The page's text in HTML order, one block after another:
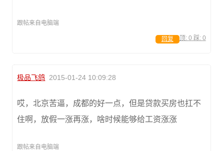
跟帖来自电脑端
顶: 0 踩: 0
回复
极品飞鸽 2015-01-24 10:09:28
哎，北京苦逼，成都的好一点，但是贷款买房也扛不
住啊，放假一涨再涨，啥时候能够给工资涨涨
跟帖来自电脑端